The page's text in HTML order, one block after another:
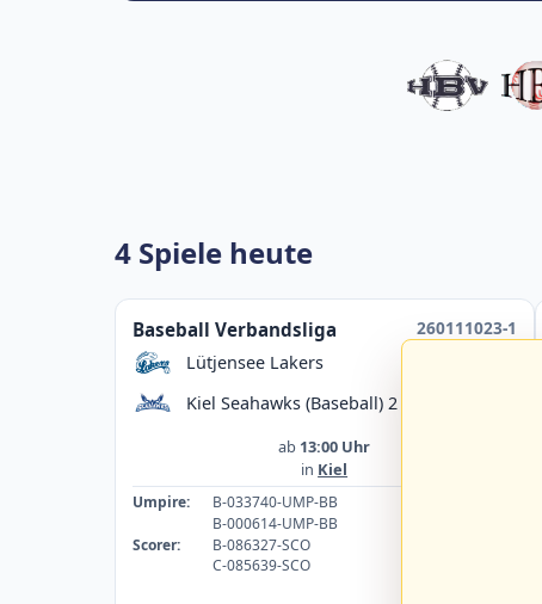
4 Spiele heute
Baseball Verbandsliga
260111023-1
Lütjensee Lakers
Kiel Seahawks (Baseball) 2
ab 13:00 Uhr
in Kiel
Umpire:
B-033740-UMP-BB
B-000614-UMP-BB
Scorer:
B-086327-SCO
C-085639-SCO